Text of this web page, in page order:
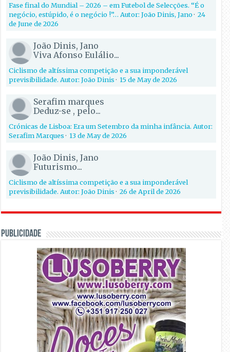
Fase final do Mundial – 2026 – em Futebol de Selecções. “É o
negócio, estúpido, é o negócio !”… Autor: João Dinis, Jano·24
de June de 2026
João Dinis, Jano
Viva Afonso Eulálio...
Ciclismo de altíssima competição e a sua imponderável
previsibilidade. Autor: João Dinis·15 de May de 2026
Serafim marques
Deduz-se , pelo...
Crónicas de Lisboa: Era um Setembro da minha infância. Autor:
Serafim Marques·13 de May de 2026
João Dinis, Jano
Futurismo...
Ciclismo de altíssima competição e a sua imponderável
previsibilidade. Autor: João Dinis·26 de April de 2026
PUBLICIDADE